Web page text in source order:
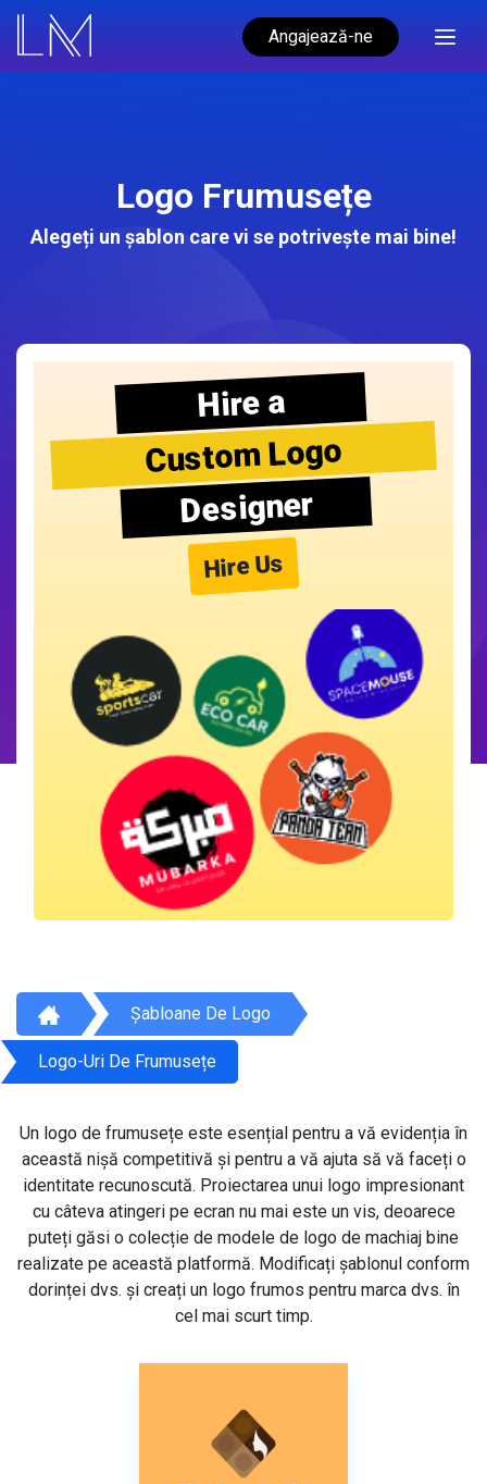
Angajează-ne
Logo Frumusețe
Alegeți un șablon care vi se potrivește mai bine!
Hire a
Custom Logo
Designer
Hire Us
Șabloane De Logo
Logo-Uri De Frumusețe
Un logo de frumusețe este esențial pentru a vă evidenția în
această nișă competitivă și pentru a vă ajuta să vă faceți o
identitate recunoscută. Proiectarea unui logo impresionant
cu câteva atingeri pe ecran nu mai este un vis, deoarece
puteți găsi o colecție de modele de logo de machiaj bine
realizate pe această platformă. Modificați șablonul conform
dorinței dvs. și creați un logo frumos pentru marca dvs. în
cel mai scurt timp.